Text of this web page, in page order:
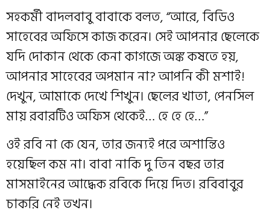
সহকর্মী বাদলবাবু বাবাকে বলত, “আরে, বিডিও
সাহেবের অফিসে কাজ করেন। সেই আপনার ছেলেকে
যদি দোকান থেকে কেনা কাগজে অঙ্ক কষতে হয়,
আপনার সাহেবের অপমান না? আপনি কী মশাই!
দেখুন, আমাকে দেখে শিখুন। ছেলের খাতা, পেনসিল
মায় রবারটিও অফিস থেকেই… হে হে হে…”
ওই রবি না কে যেন, তার জন্যই পরে অশান্তিও
হয়েছিল কম না। বাবা নাকি দু তিন বছর তার
মাসমাইনের আদ্ধেক রবিকে দিয়ে দিত। রবিবাবুর
চাকরি নেই তখন।